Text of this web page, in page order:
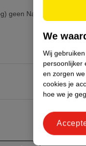
geen Nature Impact
We
Wij
persoonlijker
en zorgen
cookies je
hoe we je